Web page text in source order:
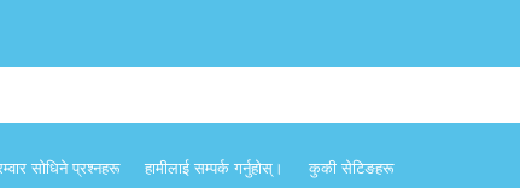
साेधिने प्रश्नहरू हामीलाई सम्पर्क गर्नुहोस्। कुकी सेटिङहरू